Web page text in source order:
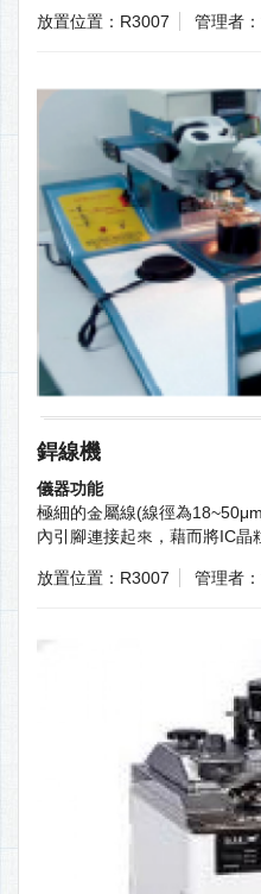
放置位置：R3007 管理者
銲線機
儀器功能
極細的金屬線(線徑為
內引腳連接起來，藉而將IC晶
放置位置：R3007 管理者